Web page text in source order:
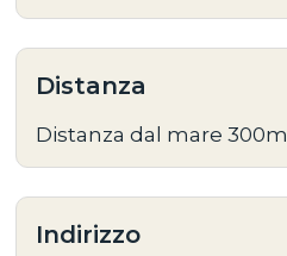
Distanza
Distanza dal mare 300m
Indirizzo